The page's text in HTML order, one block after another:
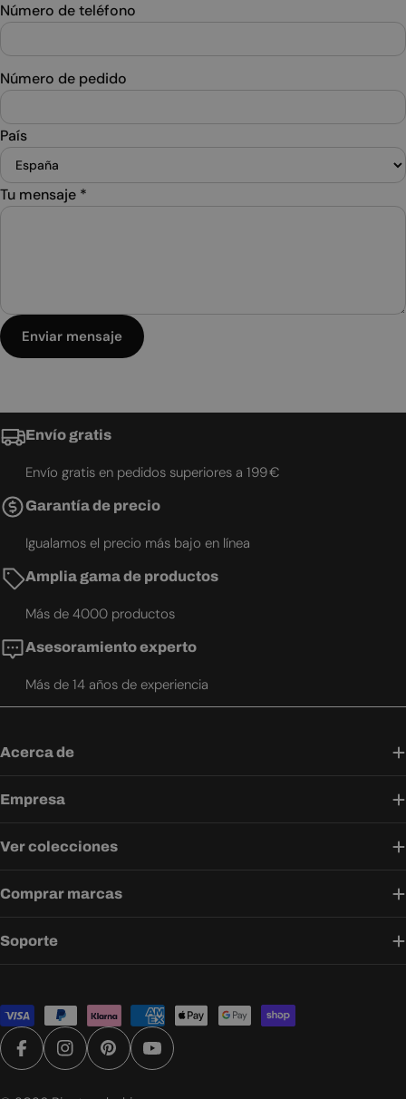
Número de teléfono
Número de pedido
País
Tu mensaje *
Enviar mensaje
Envío gratis
Envío gratis en pedidos superiores a 199 €
Garantía de precio
Igualamos el precio más bajo en línea
Amplia gama de productos
Más de 4000 productos
Asesoramiento experto
Más de 14 años de experiencia
Acerca de
Empresa
Ver colecciones
Comprar marcas
Soporte
Métodos
de
pagoFacebookInstagramPinterestYouTube